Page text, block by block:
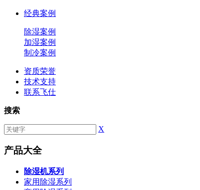
经典案例
除湿案例
加湿案例
制冷案例
资质荣誉
技术支持
联系飞仕
搜索
X
产品大全
除湿机系列
家用除湿系列